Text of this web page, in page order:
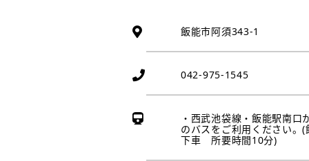
飯能市阿須343-1
042-975-1545
・西武池袋線・飯能駅南口
のバスをご利用ください。
下車 所要時間10分)